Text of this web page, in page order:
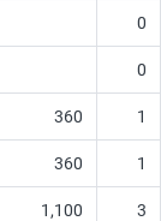
0
0
360 1
360 1
1,100 3